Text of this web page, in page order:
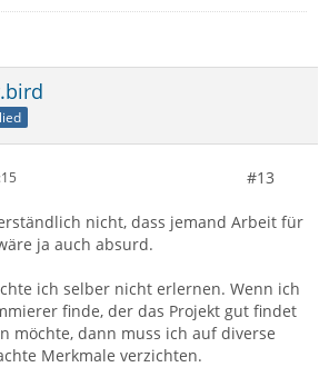
#13
nicht, dass jemand Arbeit für
ja auch absurd.
ich selber nicht erlernen. Wenn ich
finde, der das Projekt gut findet
möchte, dann muss ich auf diverse
Merkmale verzichten.